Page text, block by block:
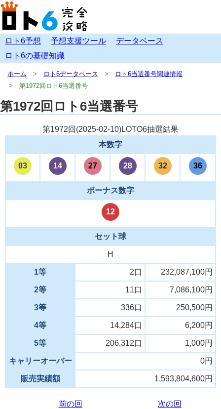
ロト6予想 予想支援ツール
データベース
ロト6の基礎知識
ホーム ロト6データベース
ロト6当選番号関連情報
第1972回ロト6当選番号
第1972回ロト6当選番号
第1972回(2025-02-10)LOTO6抽選結果
本数字
03 14 27 28 32 36
ボーナス数字
12
セット球
H
1等 2口 232,087,100円
2等 11口 7,086,100円
3等 336口 250,500円
4等 14,284口 6,200円
5等 206,312口 1,000円
キャリーオーバー 0円
販売実績額 1,593,804,600円
前の回 次の回